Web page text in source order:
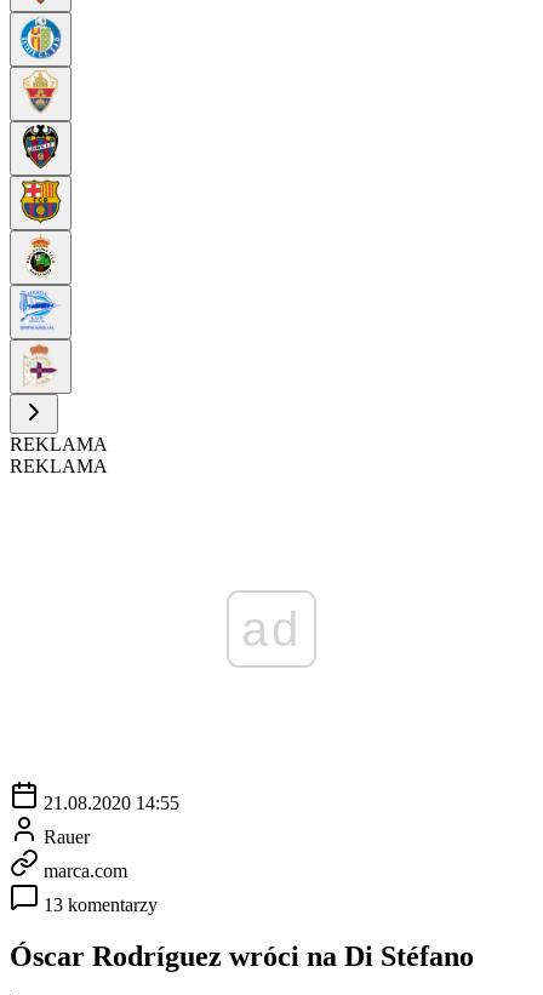
REKLAMA
REKLAMA
ad
21.08.2020 14:55
Rauer
marca.com
13 komentarzy
Óscar Rodríguez wróci na Di Stéfano